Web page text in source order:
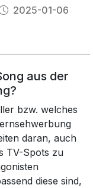
2025-01-06
aus der
bzw. welches
daran, auch
TV-Spots zu
diese sind,